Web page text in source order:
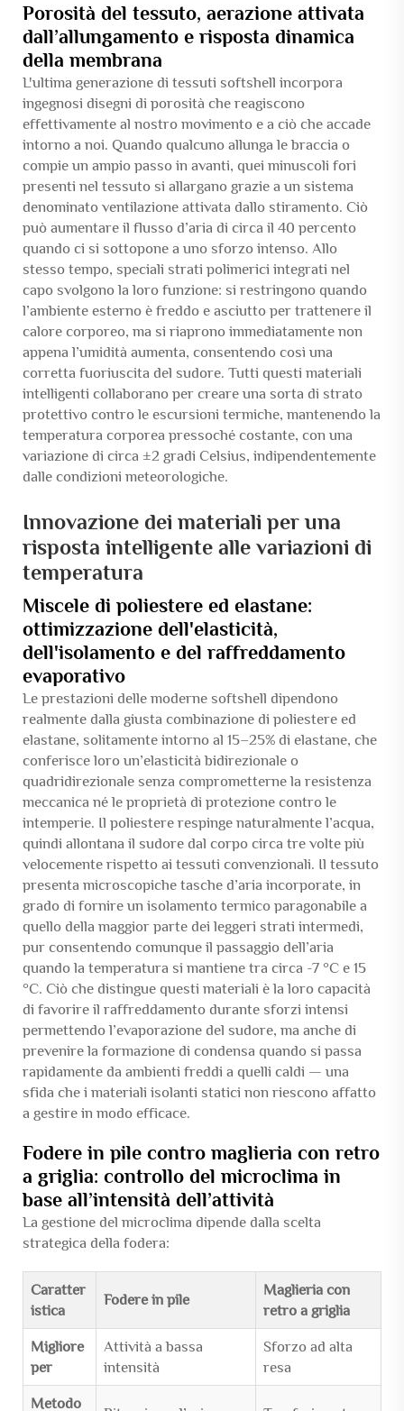
Porosità del tessuto, aerazione attivata
dall’allungamento e risposta dinamica
della membrana
L'ultima generazione di tessuti softshell incorpora
ingegnosi disegni di porosità che reagiscono
effettivamente al nostro movimento e a ciò che accade
intorno a noi. Quando qualcuno allunga le braccia o
compie un ampio passo in avanti, quei minuscoli fori
presenti nel tessuto si allargano grazie a un sistema
denominato ventilazione attivata dallo stiramento. Ciò
può aumentare il flusso d’aria di circa il 40 percento
quando ci si sottopone a uno sforzo intenso. Allo
stesso tempo, speciali strati polimerici integrati nel
capo svolgono la loro funzione: si restringono quando
l’ambiente esterno è freddo e asciutto per trattenere il
calore corporeo, ma si riaprono immediatamente non
appena l’umidità aumenta, consentendo così una
corretta fuoriuscita del sudore. Tutti questi materiali
intelligenti collaborano per creare una sorta di strato
protettivo contro le escursioni termiche, mantenendo la
temperatura corporea pressoché costante, con una
variazione di circa ±2 gradi Celsius, indipendentemente
dalle condizioni meteorologiche.
Innovazione dei materiali per una
risposta intelligente alle variazioni di
temperatura
Miscele di poliestere ed elastane:
ottimizzazione dell'elasticità,
dell'isolamento e del raffreddamento
evaporativo
Le prestazioni delle moderne softshell dipendono
realmente dalla giusta combinazione di poliestere ed
elastane, solitamente intorno al 15–25% di elastane, che
conferisce loro un’elasticità bidirezionale o
quadridirezionale senza comprometterne la resistenza
meccanica né le proprietà di protezione contro le
intemperie. Il poliestere respinge naturalmente l’acqua,
quindi allontana il sudore dal corpo circa tre volte più
velocemente rispetto ai tessuti convenzionali. Il tessuto
presenta microscopiche tasche d’aria incorporate, in
grado di fornire un isolamento termico paragonabile a
quello della maggior parte dei leggeri strati intermedi,
pur consentendo comunque il passaggio dell’aria
quando la temperatura si mantiene tra circa -7 °C e 15
°C. Ciò che distingue questi materiali è la loro capacità
di favorire il raffreddamento durante sforzi intensi
permettendo l’evaporazione del sudore, ma anche di
prevenire la formazione di condensa quando si passa
rapidamente da ambienti freddi a quelli caldi — una
sfida che i materiali isolanti statici non riescono affatto
a gestire in modo efficace.
Fodere in pile contro maglieria con retro
a griglia: controllo del microclima in
base all’intensità dell’attività
La gestione del microclima dipende dalla scelta
strategica della fodera:
Caratter
istica
Fodere in pile
Maglieria con
retro a griglia
Migliore
per
Attività a bassa
intensità
Sforzo ad alta
resa
Metodo